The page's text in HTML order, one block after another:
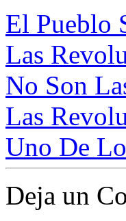
El Pueblo
Las
No Son
Las
Uno De
Deja un